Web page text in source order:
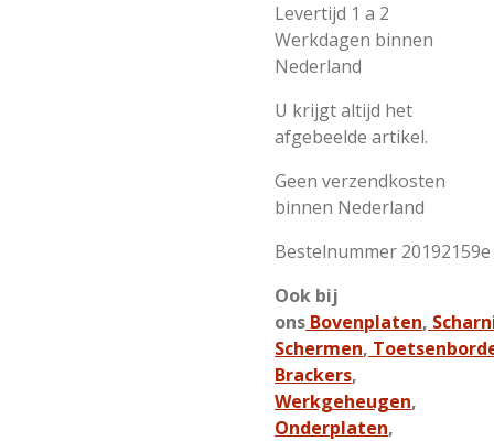
Levertijd 1 a 2
Werkdagen binnen
Nederland
U krijgt altijd het
afgebeelde artikel.
Geen verzendkosten
binnen Nederland
Bestelnummer 20192159e
Ook bij
ons Bovenplaten,
Schermen,
Brackers,
Werkgeheugen,
Onderplaten,